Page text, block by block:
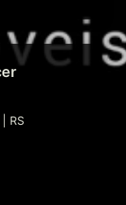
RS